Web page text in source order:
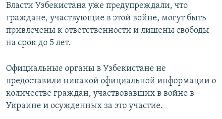
Власти Узбекистана уже предупреждали, что
граждане, участвующие в этой войне, могут быть
привлечены к ответственности и лишены свободы
на срок до 5 лет.
Официальные органы в Узбекистане не
предоставили никакой официальной информации о
количестве граждан, участвовавших в войне в
Украине и осужденных за это участие.